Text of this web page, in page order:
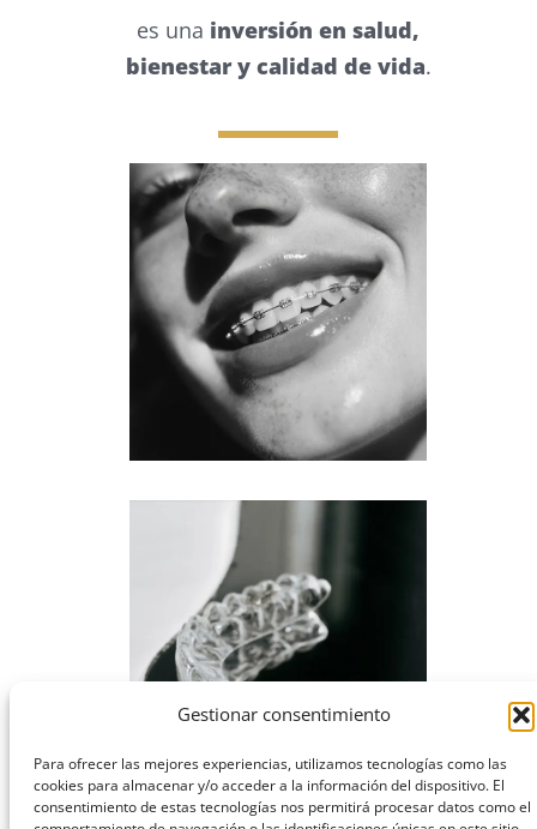
Gestionar consentimiento
Para ofrecer las mejores experiencias, utilizamos tecnologías como las
cookies para almacenar y/o acceder a la información del dispositivo. El
consentimiento de estas tecnologías nos permitirá procesar datos como el
es una inversión en salud,
bienestar y calidad de vida.